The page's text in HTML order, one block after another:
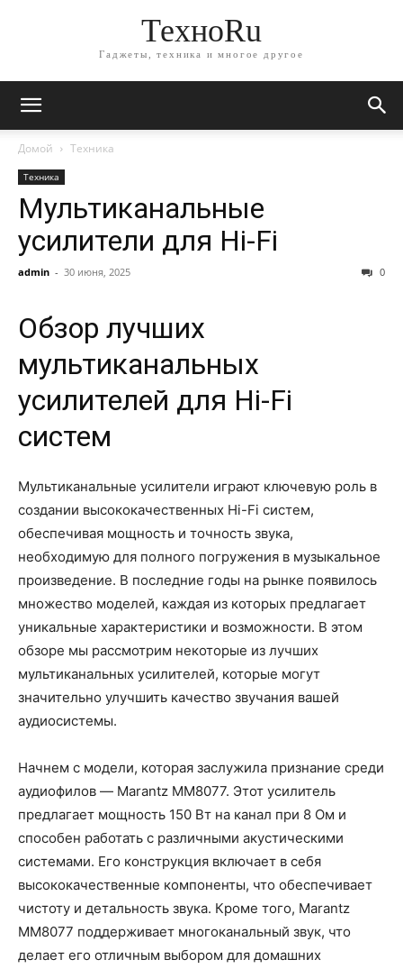
ТехноRu
Гаджеты, техника и многое другое
Домой Техника
Техника
Мультиканальные
усилители для Hi-Fi
admin - 30 июня, 2025 0
Обзор лучших
мультиканальных
усилителей для Hi-Fi
систем
Мультиканальные усилители играют ключевую роль в
создании высококачественных Hi-Fi систем,
обеспечивая мощность и точность звука,
необходимую для полного погружения в музыкальное
произведение. В последние годы на рынке появилось
множество моделей, каждая из которых предлагает
уникальные характеристики и возможности. В этом
обзоре мы рассмотрим некоторые из лучших
мультиканальных усилителей, которые могут
значительно улучшить качество звучания вашей
аудиосистемы.
Начнем с модели, которая заслужила признание среди
аудиофилов — Marantz MM8077. Этот усилитель
предлагает мощность 150 Вт на канал при 8 Ом и
способен работать с различными акустическими
системами. Его конструкция включает в себя
высококачественные компоненты, что обеспечивает
чистоту и детальность звука. Кроме того, Marantz
MM8077 поддерживает многоканальный звук, что
делает его отличным выбором для домашних